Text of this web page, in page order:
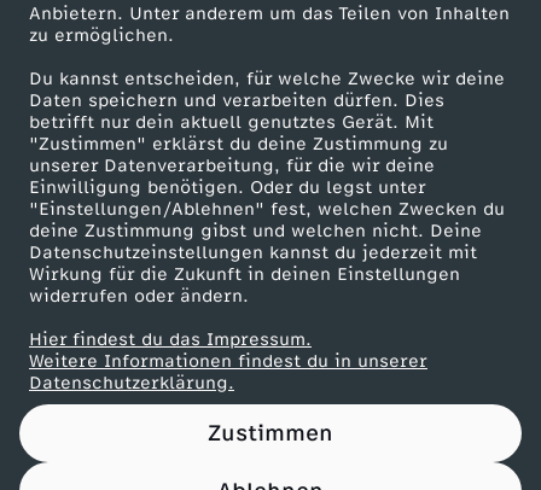
Anbietern. Unter anderem um das Teilen von Inhalten
zu ermöglichen.
Du kannst entscheiden, für welche Zwecke wir deine
Daten speichern und verarbeiten dürfen. Dies
betrifft nur dein aktuell genutztes Gerät. Mit
"Zustimmen" erklärst du deine Zustimmung zu
unserer Datenverarbeitung, für die wir deine
Einwilligung benötigen. Oder du legst unter
"Einstellungen/Ablehnen" fest, welchen Zwecken du
deine Zustimmung gibst und welchen nicht. Deine
Datenschutzeinstellungen kannst du jederzeit mit
Wirkung für die Zukunft in deinen Einstellungen
widerrufen oder ändern.
Hier findest du das Impressum.
Weitere Informationen findest du in unserer
Datenschutzerklärung.
Zustimmen
s
E
n
d
e
e
i
Karriere
ZDF goes Schule
Werbefernsehen
Mainzelmännchen
Partner